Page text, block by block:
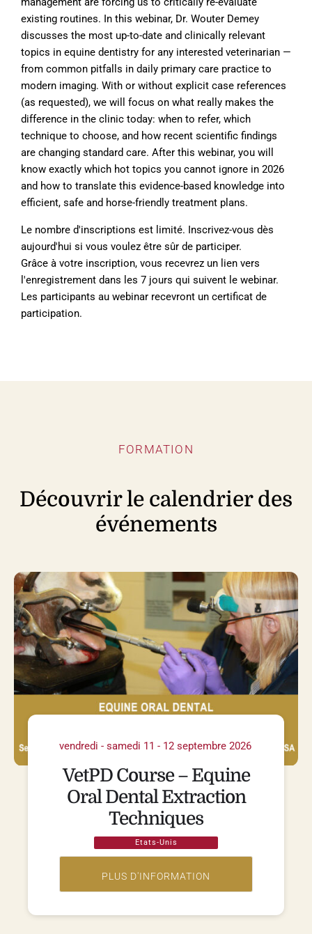
existing routines. In this webinar, Dr. Wouter Demey
discusses the most up-to-date and clinically relevant
topics in equine dentistry for any interested veterinarian —
from common pitfalls in daily primary care practice to
modern imaging. With or without explicit case references
(as requested), we will focus on what really makes the
difference in the clinic today: when to refer, which
technique to choose, and how recent scientific findings
are changing standard care. After this webinar, you will
know exactly which hot topics you cannot ignore in 2026
and how to translate this evidence-based knowledge into
efficient, safe and horse-friendly treatment plans.
Le nombre d'inscriptions est limité. Inscrivez-vous dès
aujourd'hui si vous voulez être sûr de participer.
Grâce à votre inscription, vous recevrez un lien vers
l'enregistrement dans les 7 jours qui suivent le webinar.
Les participants au webinar recevront un certificat de
participation.
FORMATION
Découvrir le calendrier des
événements
vendredi - samedi 11 - 12 septembre 2026
VetPD Course – Equine
Oral Dental Extraction
Techniques
Etats-Unis